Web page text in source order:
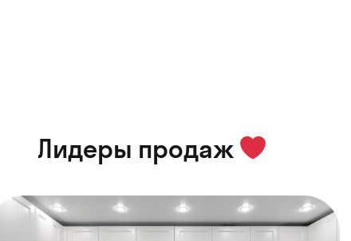
Лидеры продаж